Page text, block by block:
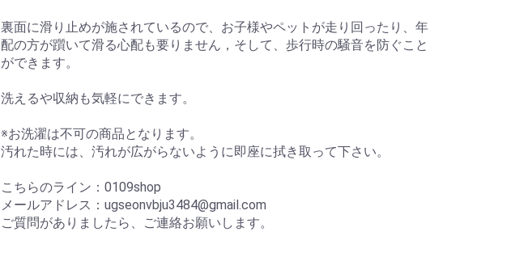
裏面に滑り止めが施されているので、お子様やペットが走り回ったり、年
配の方が躓いて滑る心配も要りません，そして、歩行時の騒音を防ぐこと
ができます。
洗えるや収納も気軽にできます。
※お洗濯は不可の商品となります。
汚れた時には、汚れが広がらないように即座に拭き取って下さい。
こちらのライン：0109shop
メールアドレス：ugseonvbju3484@gmail.com
ご質問がありましたら、ご連絡お願いします。